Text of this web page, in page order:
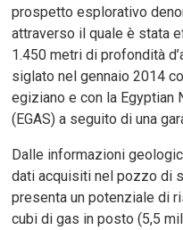
prospetto esplorativo
attraverso il quale è stata
1.450 metri di profondità
siglato nel gennaio 2014
egiziano e con la Egyptian
(EGAS) a seguito di una
Dalle informazioni
dati acquisiti nel pozzo di
presenta un potenziale di
cubi di gas in posto (5,5